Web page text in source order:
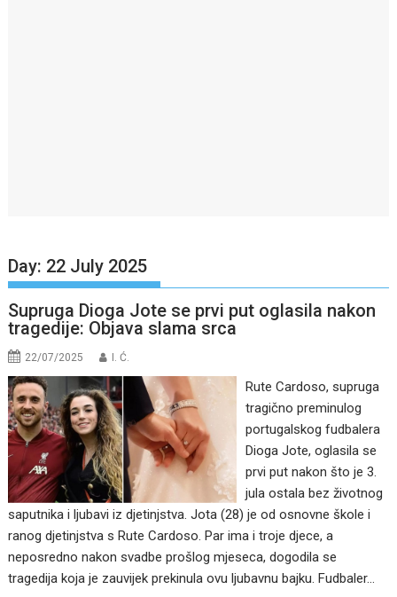
Day: 22 July 2025
Supruga Dioga Jote se prvi put oglasila nakon
tragedije: Objava slama srca
22/07/2025 I. Ć.
Rute Cardoso, supruga
tragično preminulog
portugalskog fudbalera
Dioga Jote, oglasila se
prvi put nakon što je 3.
jula ostala bez životnog
saputnika i ljubavi iz djetinjstva. Jota (28) je od osnovne škole i
ranog djetinjstva s Rute Cardoso. Par ima i troje djece, a
neposredno nakon svadbe prošlog mjeseca, dogodila se
tragedija koja je zauvijek prekinula ovu ljubavnu bajku. Fudbaler…